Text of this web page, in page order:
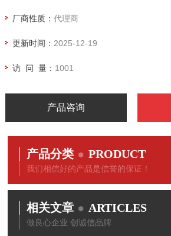
厂商性质： 代理商
更新时间： 2025-12-19
访 问 量： 1001
产品咨询
产品分类 PRODUCT
我们相信好的产品是信誉的保证！
相关文章 ARTICLES
做良心企业 创诚信品牌